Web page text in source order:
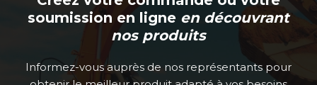
soumission en ligne en découvrant
nos produits
Informez-vous auprès de nos représentants pour